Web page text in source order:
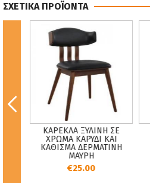
ΣΧΕΤΙΚΑ ΠΡΟΪΟΝΤΑ
ΚΑΡΕΚΛΑ ΞΥΛΙΝΗ ΣΕ
ΧΡΩΜΑ ΚΑΡΥΔΙ ΚΑΙ
ΚΑΘΙΣΜΑ ΔΕΡΜΑΤΙΝΗ
ΜΑΥΡΗ
€25.00